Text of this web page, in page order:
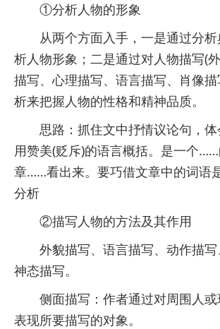
①分析人物的形象
从两个方面入手，一是通过分析
析人物形象；二是通过对人物描写(
描写、心理描写、语言描写、肖像
析来把握人物的性格和精神品质。
思路：抓住文中抒情议论句，体
用赞美(贬斥)的语言概括。是一个
章……看出来。要巧借文章中的词语
分析
②描写人物的方法及其作用
外貌描写、语言描写、动作描写
神态描写。
侧面描写：作者通过对周围人或
表现所要描写的对象。